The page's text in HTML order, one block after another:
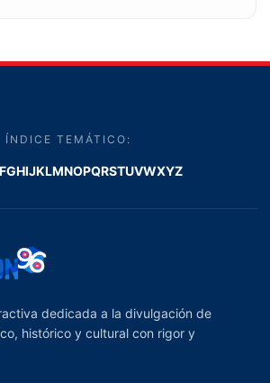
ÍNDICE TEMÁTICO:
FGHIJKLMNOPQRSTUVWXYZ
dedicada a la divulgación de
histórico y cultural con rigor y